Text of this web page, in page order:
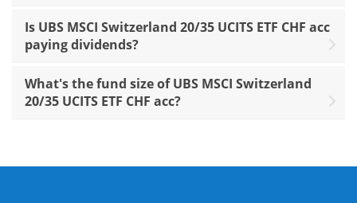
Is UBS MSCI Switzerland 20/35 UCITS ETF CHF acc
paying dividends?
What's the fund size of UBS MSCI Switzerland
20/35 UCITS ETF CHF acc?